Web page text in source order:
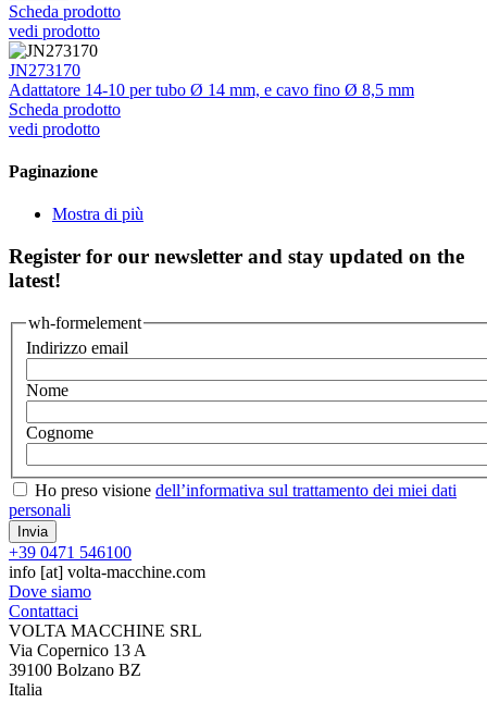
Scheda prodotto
vedi prodotto
JN273170
Adattatore 14-10 per tubo Ø 14 mm, e cavo fino Ø 8,5 mm
Scheda prodotto
vedi prodotto
Paginazione
Mostra di più
Register for our newsletter and stay updated on the
latest!
wh-formelement
Indirizzo email
Nome
Cognome
Ho preso visione dell’informativa sul trattamento dei miei dati
personali
+39 0471 546100
info [at] volta-macchine.com
Dove siamo
Contattaci
VOLTA MACCHINE SRL
Via Copernico 13 A
39100 Bolzano BZ
Italia